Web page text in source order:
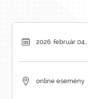
2026. február 04.,
online esemény